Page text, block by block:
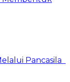
Pancasila